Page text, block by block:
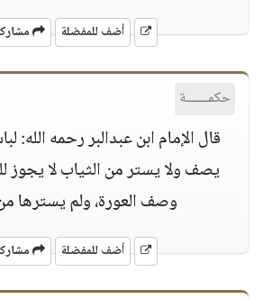
أضف للمفضلة
حكمــــــة
قال الإمام ابن عبدالبر رحمه الله:
يصف ولا يستر من الثياب لا يجوز
وصف العورة، ولم يسترها
أضف للمفضلة